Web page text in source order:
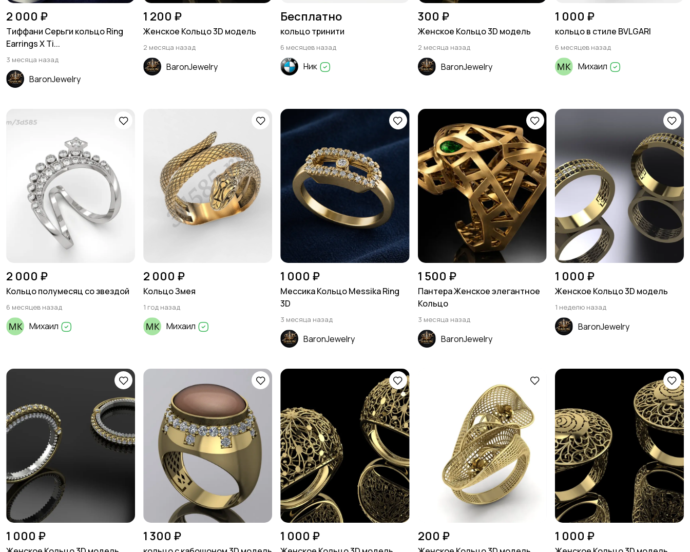
2 000 ₽
Тиффани Серьги кольцо Ring
Earrings X Ti...
3 месяца назад
BaronJewelry
1 200 ₽
Женское Кольцо 3D модель
2 месяца назад
BaronJewelry
Бесплатно
кольцо тринити
6 месяцев назад
Ник
300 ₽
Женское Кольцо 3D модель
2 месяца назад
BaronJewelry
1 000 ₽
кольцо в стиле BVLGARI
6 месяцев назад
Михаил
2 000 ₽
Кольцо полумесяц со звездой
6 месяцев назад
Михаил
2 000 ₽
Кольцо Змея
1 год назад
Михаил
1 000 ₽
Мессика Кольцо Messika Ring
3D
3 месяца назад
BaronJewelry
1 500 ₽
Пантера Женское элегантное
Кольцо
3 месяца назад
BaronJewelry
1 000 ₽
Женское Кольцо 3D модель
1 неделю назад
BaronJewelry
1 000 ₽ 1 300 ₽ 1 000 ₽ 200 ₽ 1 000 ₽